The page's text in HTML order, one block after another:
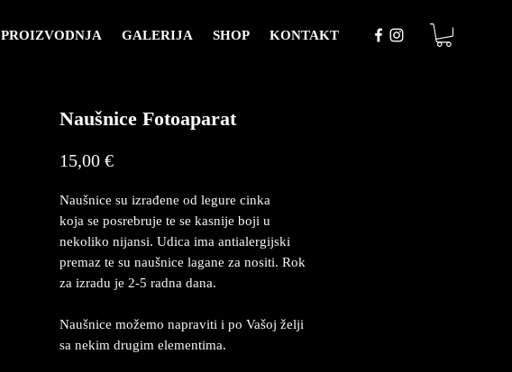
PROIZVODNJA GALERIJA SHOP KONTAKT
Naušnice Fotoaparat
15,00 €Price
Naušnice su izrađene od legure cinka
koja se posrebruje te se kasnije boji u
nekoliko nijansi. Udica ima antialergijski
premaz te su naušnice lagane za nositi. Rok
za izradu je 2-5 radna dana.
Naušnice možemo napraviti i po Vašoj želji
sa nekim drugim elementima.